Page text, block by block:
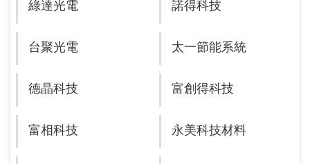
綠達光電 諾得科技
台聚光電 太一節能系統
德晶科技 富創得科技
富相科技 永美科技材料